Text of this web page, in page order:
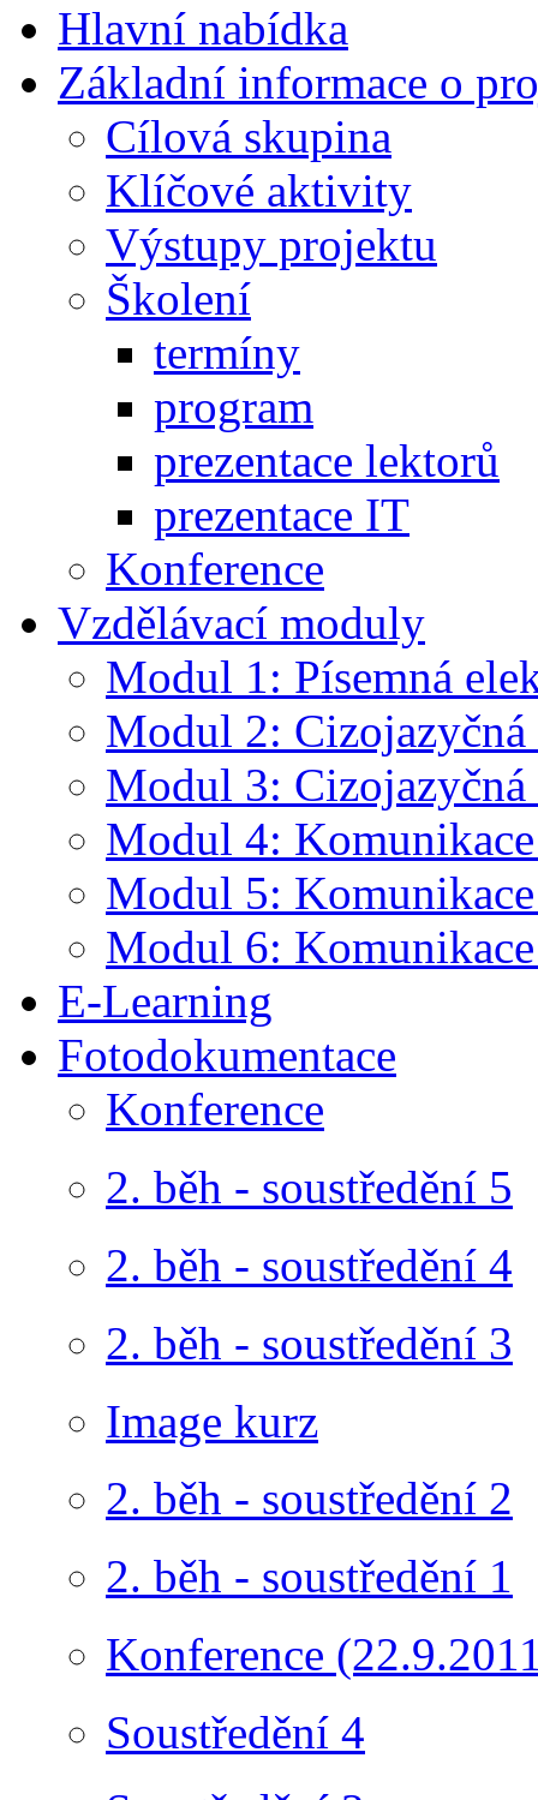
Hlavní nabídka
Základní informace o
Cílová skupina
Klíčové aktivity
Výstupy projektu
Školení
termíny
program
prezentace lektorů
prezentace IT
Konference
Vzdělávací moduly
Modul 1: Písemná
Modul 2:
Modul 3:
Modul 4:
Modul 5:
Modul 6:
E-Learning
Fotodokumentace
Konference
2. běh - soustředění 5
2. běh - soustředění 4
2. běh - soustředění 3
Image kurz
2. běh - soustředění 2
2. běh - soustředění 1
Konference
Soustředění 4